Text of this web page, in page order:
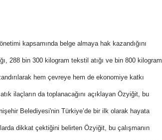
kapsamında belge almaya hak kazandığını
288 bin 300 kilogram tekstil atığı ve bin 800 kilogram
hem çevreye hem de ekonomiye katkı
ilaçların da toplanacağını açıklayan Özyiğit, bu
Belediyesi'nin Türkiye’de bir ilk olarak hayata
dikkat çektiğini belirten Özyiğit, bu çalışmanın